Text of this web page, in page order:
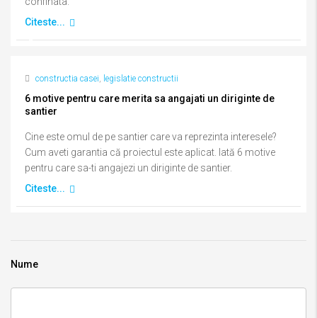
Citeste...
constructia casei, legislatie constructii
6 motive pentru care merita sa angajati un diriginte de
santier
Cine este omul de pe santier care va reprezinta interesele?
Cum aveti garantia că proiectul este aplicat. Iată 6 motive
pentru care sa-ti angajezi un diriginte de santier.
Citeste...
Nume